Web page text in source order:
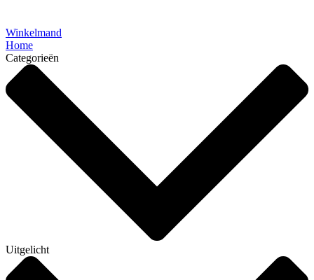
Winkelmand
Home
Categorieën
Uitgelicht